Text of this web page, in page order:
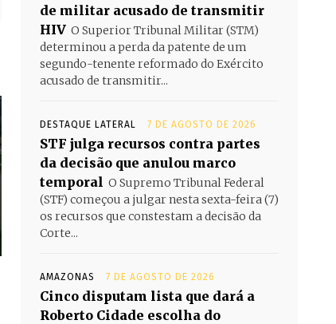
de militar acusado de transmitir
HIV O Superior Tribunal Militar (STM)
determinou a perda da patente de um
segundo-tenente reformado do Exército
acusado de transmitir...
DESTAQUE LATERAL 7 DE AGOSTO DE 2026
STF julga recursos contra partes
da decisão que anulou marco
temporal O Supremo Tribunal Federal
(STF) começou a julgar nesta sexta-feira (7)
os recursos que constestam a decisão da
Corte...
AMAZONAS 7 DE AGOSTO DE 2026
Cinco disputam lista que dará a
Roberto Cidade escolha do